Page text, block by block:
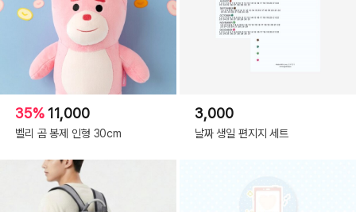
35% 11,000
벨리 곰 봉제 인형 30cm
3,000
날짜 생일 편지지 세트